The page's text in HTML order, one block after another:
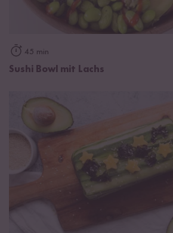
45 min
Sushi Bowl mit Lachs